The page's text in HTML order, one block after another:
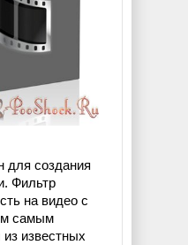
для создания
Фильтр
на видео с
самым
известных